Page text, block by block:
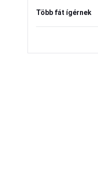
Több fát ígérnek